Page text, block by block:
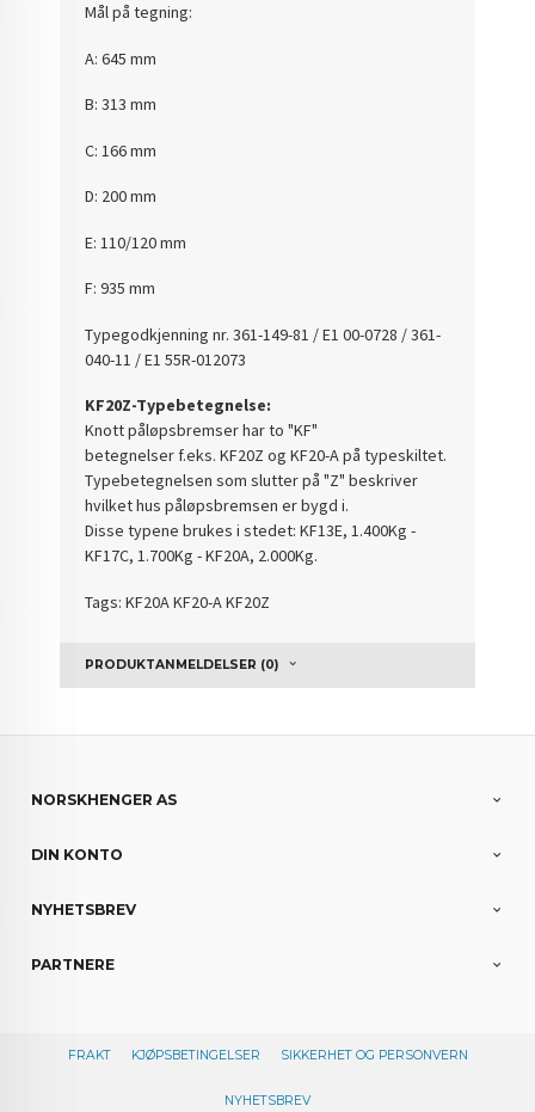
Mål på tegning:
A: 645 mm
B: 313 mm
C: 166 mm
D: 200 mm
E: 110/120 mm
F: 935 mm
Typegodkjenning nr. 361-149-81 / E1 00-0728 / 361-
040-11 / E1 55R-012073
KF20Z-Typebetegnelse:
Knott påløpsbremser har to "KF"
betegnelser f.eks. KF20Z og KF20-A på typeskiltet.
Typebetegnelsen som slutter på "Z" beskriver
hvilket hus påløpsbremsen er bygd i.
Disse typene brukes i stedet: KF13E, 1.400Kg -
KF17C, 1.700Kg - KF20A, 2.000Kg.
Tags: KF20A KF20-A KF20Z
PRODUKTANMELDELSER (0)
NORSKHENGER AS
DIN KONTO
NYHETSBREV
PARTNERE
FRAKT KJØPSBETINGELSER SIKKERHET OG PERSONVERN
NYHETSBREV